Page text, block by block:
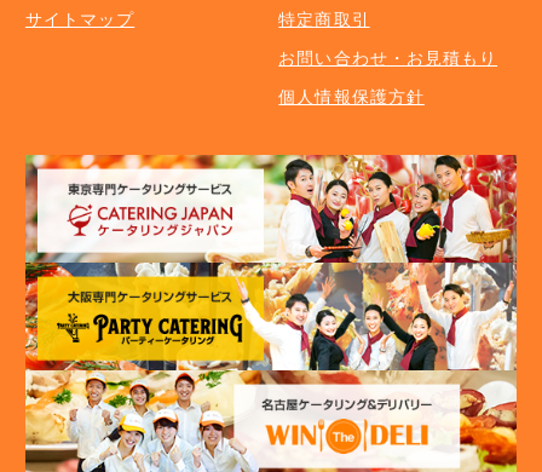
サイトマップ
特定商取引
お問い合わせ・お見積もり
個人情報保護方針